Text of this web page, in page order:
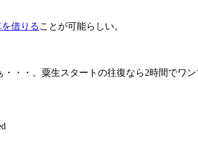
借りる ことが可能らしい。
・・。粟生スタートの往復なら2時間でワ